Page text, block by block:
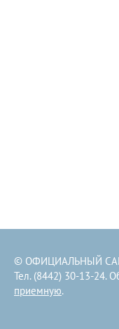
© ОФИЦИАЛЬНЫЙ
Тел. (8442) 30-13-24.
приемную.